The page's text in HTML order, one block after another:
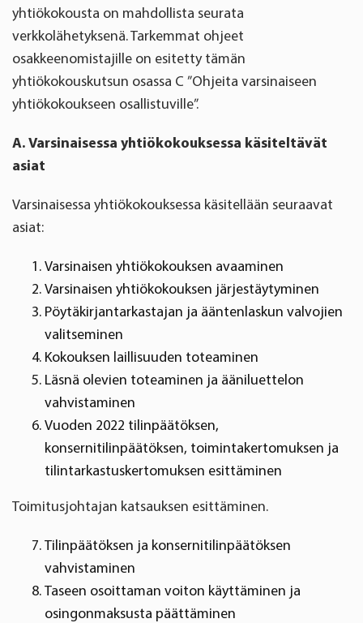
yhtiökokousta on mahdollista seurata
verkkolähetyksenä. Tarkemmat ohjeet
osakkeenomistajille on esitetty tämän
yhtiökokouskutsun osassa C ”Ohjeita varsinaiseen
yhtiökokoukseen osallistuville”.
A.Varsinaisessa yhtiökokouksessa käsiteltävät
asiat
Varsinaisessa yhtiökokouksessa käsitellään seuraavat
asiat:
Varsinaisen yhtiökokouksen avaaminen
Varsinaisen yhtiökokouksen järjestäytyminen
Pöytäkirjantarkastajan ja ääntenlaskun valvojien
valitseminen
Kokouksen laillisuuden toteaminen
Läsnä olevien toteaminen ja ääniluettelon
vahvistaminen
Vuoden 2022 tilinpäätöksen,
konsernitilinpäätöksen, toimintakertomuksen ja
tilintarkastuskertomuksen esittäminen
Toimitusjohtajan katsauksen esittäminen.
Tilinpäätöksen ja konsernitilinpäätöksen
vahvistaminen
Taseen osoittaman voiton käyttäminen ja
osingonmaksusta päättäminen